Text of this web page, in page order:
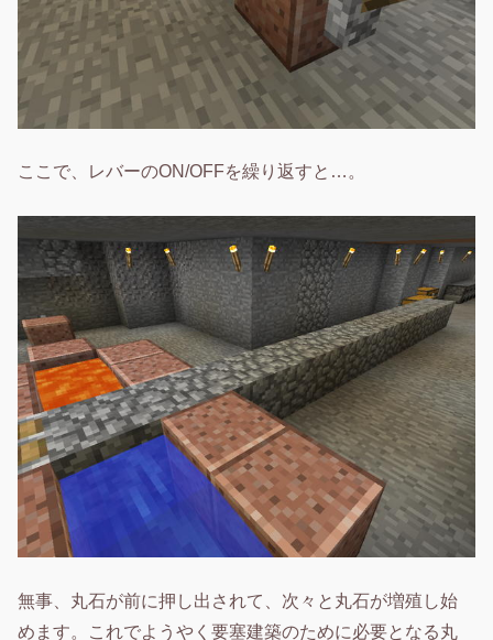
ここで、レバーのON/OFFを繰り返すと…。
無事、丸石が前に押し出されて、次々と丸石が増殖し始
めます。これでようやく要塞建築のために必要となる丸